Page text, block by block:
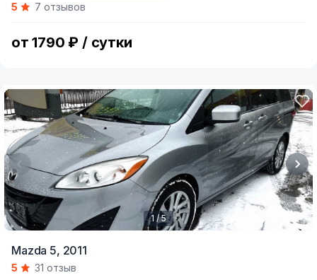
of5
7 отзывов
от 1790 ₽ / сутки
of
1 / 5
Mazda 5, 2011
5 31 отзыв